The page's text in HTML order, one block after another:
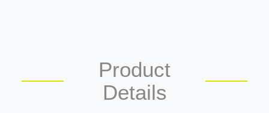
Product
Details